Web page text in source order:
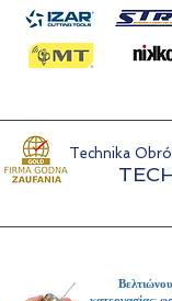
Technika